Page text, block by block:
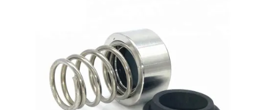
PRIVACY
POLICY